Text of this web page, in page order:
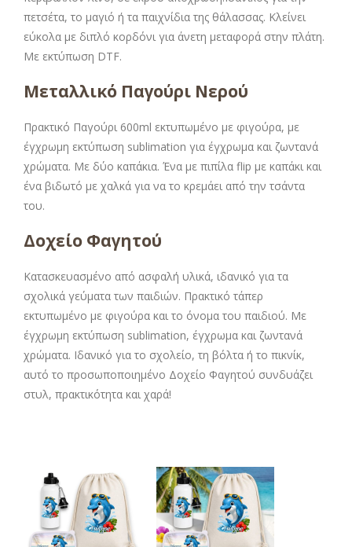
πετσέτα, το μαγιό ή τα παιχνίδια της θάλασσας. Κλείνει
εύκολα με διπλό κορδόνι για άνετη μεταφορά στην πλάτη.
Με εκτύπωση DTF.
Μεταλλικό Παγούρι Νερού
Πρακτικό Παγούρι 600ml εκτυπωμένο με φιγούρα, με
έγχρωμη εκτύπωση sublimation για έγχρωμα και ζωντανά
χρώματα. Με δύο καπάκια. Ένα με πιπίλα flip με καπάκι και
ένα βιδωτό με χαλκά για να το κρεμάει από την τσάντα
του.
Δοχείο Φαγητού
Κατασκευασμένο από ασφαλή υλικά, ιδανικό για τα
σχολικά γεύματα των παιδιών. Πρακτικό τάπερ
εκτυπωμένο με φιγούρα και το όνομα του παιδιού. Με
έγχρωμη εκτύπωση sublimation, έγχρωμα και ζωντανά
χρώματα. Ιδανικό για το σχολείο, τη βόλτα ή το πικνίκ,
αυτό το προσωποποιημένο Δοχείο Φαγητού συνδυάζει
στυλ, πρακτικότητα και χαρά!